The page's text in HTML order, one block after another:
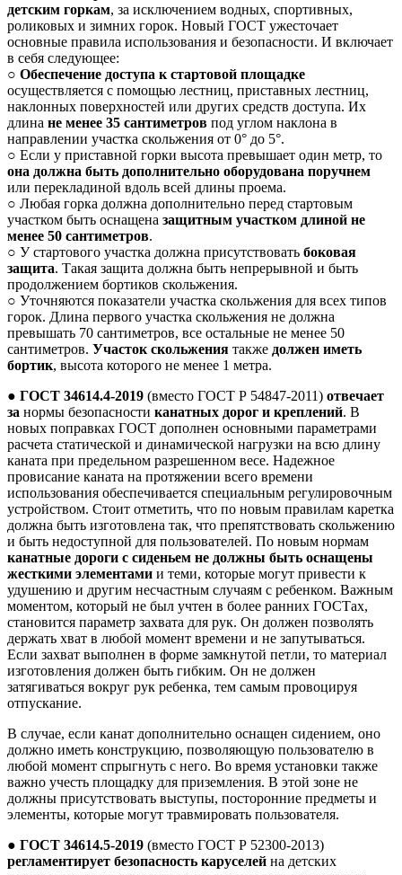
детским горкам, за исключением водных, спортивных,
роликовых и зимних горок. Новый ГОСТ ужесточает
основные правила использования и безопасности. И включает
в себя следующее:
○ Обеспечение доступа к стартовой площадке
осуществляется с помощью лестниц, приставных лестниц,
наклонных поверхностей или других средств доступа. Их
длина не менее 35 сантиметров под углом наклона в
направлении участка скольжения от 0° до 5°.
○ Если у приставной горки высота превышает один метр, то
она должна быть дополнительно оборудована поручнем
или перекладиной вдоль всей длины проема.
○ Любая горка должна дополнительно перед стартовым
участком быть оснащена защитным участком длиной не
менее 50 сантиметров.
○ У стартового участка должна присутствовать боковая
защита. Такая защита должна быть непрерывной и быть
продолжением бортиков скольжения.
○ Уточняются показатели участка скольжения для всех типов
горок. Длина первого участка скольжения не должна
превышать 70 сантиметров, все остальные не менее 50
сантиметров. Участок скольжения также должен иметь
бортик, высота которого не менее 1 метра.
● ГОСТ 34614.4-2019 (вместо ГОСТ Р 54847-2011) отвечает
за нормы безопасности канатных дорог и креплений. В
новых поправках ГОСТ дополнен основными параметрами
расчета статической и динамической нагрузки на всю длину
каната при предельном разрешенном весе. Надежное
провисание каната на протяжении всего времени
использования обеспечивается специальным регулировочным
устройством. Стоит отметить, что по новым правилам каретка
должна быть изготовлена так, что препятствовать скольжению
и быть недоступной для пользователей. По новым нормам
канатные дороги с сиденьем не должны быть оснащены
жесткими элементами и теми, которые могут привести к
удушению и другим несчастным случаям с ребенком. Важным
моментом, который не был учтен в более ранних ГОСТах,
становится параметр захвата для рук. Он должен позволять
держать хват в любой момент времени и не запутываться.
Если захват выполнен в форме замкнутой петли, то материал
изготовления должен быть гибким. Он не должен
затягиваться вокруг рук ребенка, тем самым провоцируя
отпускание.
В случае, если канат дополнительно оснащен сидением, оно
должно иметь конструкцию, позволяющую пользователю в
любой момент спрыгнуть с него. Во время установки также
важно учесть площадку для приземления. В этой зоне не
должны присутствовать выступы, посторонние предметы и
элементы, которые могут травмировать пользователя.
● ГОСТ 34614.5-2019 (вместо ГОСТ Р 52300-2013)
регламентирует безопасность каруселей на детских